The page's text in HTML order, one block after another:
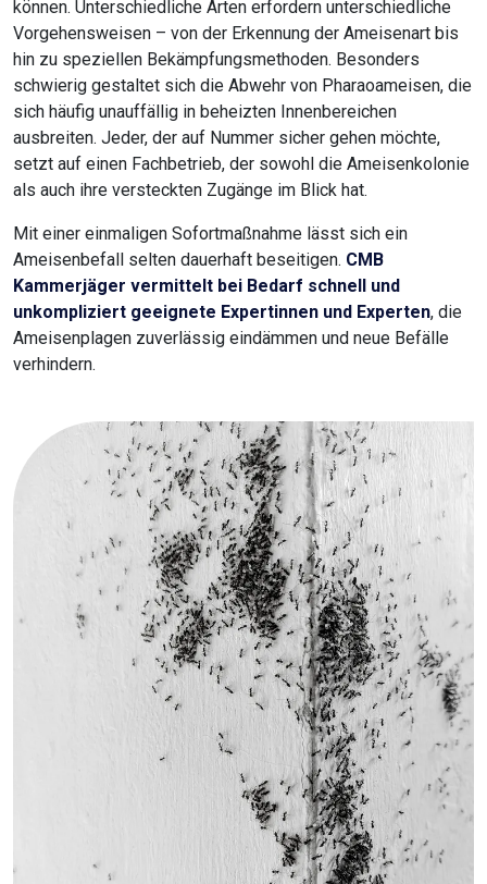
können. Unterschiedliche Arten erfordern unterschiedliche
Vorgehensweisen – von der Erkennung der Ameisenart bis
hin zu speziellen Bekämpfungsmethoden. Besonders
schwierig gestaltet sich die Abwehr von Pharaoameisen, die
sich häufig unauffällig in beheizten Innenbereichen
ausbreiten. Jeder, der auf Nummer sicher gehen möchte,
setzt auf einen Fachbetrieb, der sowohl die Ameisenkolonie
als auch ihre versteckten Zugänge im Blick hat.
Mit einer einmaligen Sofortmaßnahme lässt sich ein
Ameisenbefall selten dauerhaft beseitigen. CMB
Kammerjäger vermittelt bei Bedarf schnell und
unkompliziert geeignete Expertinnen und Experten, die
Ameisenplagen zuverlässig eindämmen und neue Befälle
verhindern.